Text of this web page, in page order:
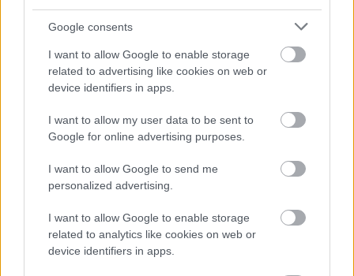
Google consents
I want to allow Google to enable storage
related to advertising like cookies on web or
device identifiers in apps.
I want to allow my user data to be sent to
Google for online advertising purposes.
I want to allow Google to send me
personalized advertising.
I want to allow Google to enable storage
related to analytics like cookies on web or
device identifiers in apps.